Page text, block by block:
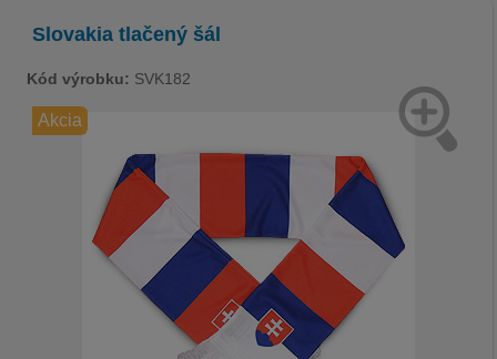
Slovakia tlačený šál
Kód výrobku: SVK182
Akcia